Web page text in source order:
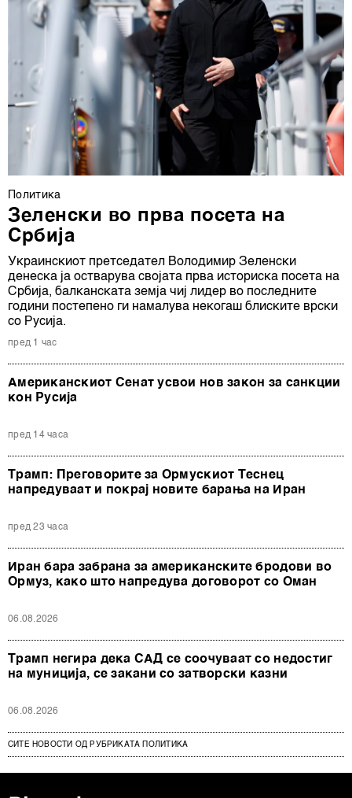
Политика
Зеленски во прва посета на
Србија
Украинскиот претседател Володимир Зеленски
денеска ја остварува својата прва историска посета на
Србија, балканската земја чиј лидер во последните
години постепено ги намалува некогаш блиските врски
со Русија.
пред 1 час
Американскиот Сенат усвои нов закон за санкции
кон Русија
пред 14 часа
Трамп: Преговорите за Ормускиот Теснец
напредуваат и покрај новите барања на Иран
пред 23 часа
Иран бара забрана за американските бродови во
Ормуз, како што напредува договорот со Оман
06.08.2026
Трамп негира дека САД се соочуваат со недостиг
на муниција, се закани со затворски казни
06.08.2026
СИТЕ НОВОСТИ ОД РУБРИКАТА ПОЛИТИКА